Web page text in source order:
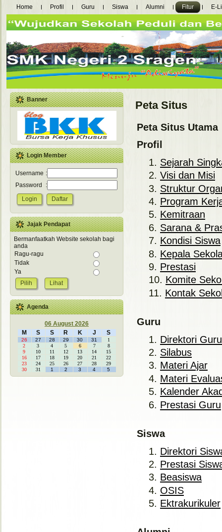
Home Profil Guru Siswa Alumni Fitur E-
Banner
Login Member
Username :
Password
:
Jajak Pendapat
Bermanfaatkah Website sekolah bagi
anda
Ragu-ragu
Tidak
Ya
Lihat
Agenda
06 August 2026
M
S S R K J S
26 27 28 29 30 31
1
2
3 4 5 6 7
8
9
10 11 12 13 14
15
16
17 18 19 20 21
22
23
24 25 26 27 28
29
30
31 1 2 3 4 5
Peta Situs
Peta Situs Utama
Profil
Sejarah
Visi dan Misi
Struktur
Program
Kemitraan
Sarana &
Kondisi Siswa
Kepala
Prestasi
Komite
Kontak
Guru
Direktori Guru
Silabus
Materi Ajar
Materi
Kalender
Prestasi Guru
Siswa
Direktori
Prestasi
Beasiswa
OSIS
Ektrakurikuler